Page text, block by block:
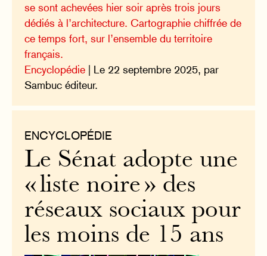
se sont achevées hier soir après trois jours
dédiés à l’architecture. Cartographie chiffrée de
ce temps fort, sur l’ensemble du territoire
français.
Encyclopédie | Le 22 septembre 2025, par
Sambuc éditeur.
ENCYCLOPÉDIE
Le Sénat adopte une
« liste noire » des
réseaux sociaux pour
les moins de 15 ans